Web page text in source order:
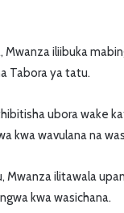
Mwanza iliibuka
Tabora ya tatu.
ubora wake
kwa wavulana na
Mwanza ilitawala
kwa wasichana.